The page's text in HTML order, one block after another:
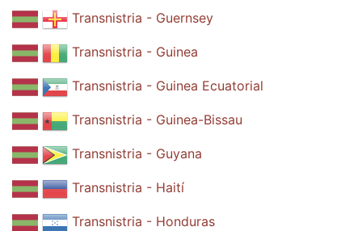
Transnistria - Guernsey
Transnistria - Guinea
Transnistria - Guinea Ecuatorial
Transnistria - Guinea-Bissau
Transnistria - Guyana
Transnistria - Haití
Transnistria - Honduras